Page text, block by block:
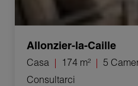
Allonzier-la-Caille
Casa 174 m²
5
Consultarci